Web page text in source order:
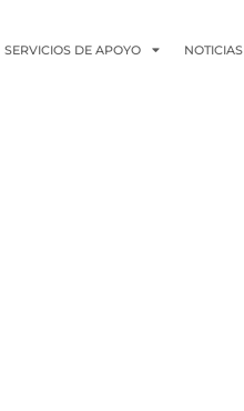
SERVICIOS DE APOYO NOTICIAS